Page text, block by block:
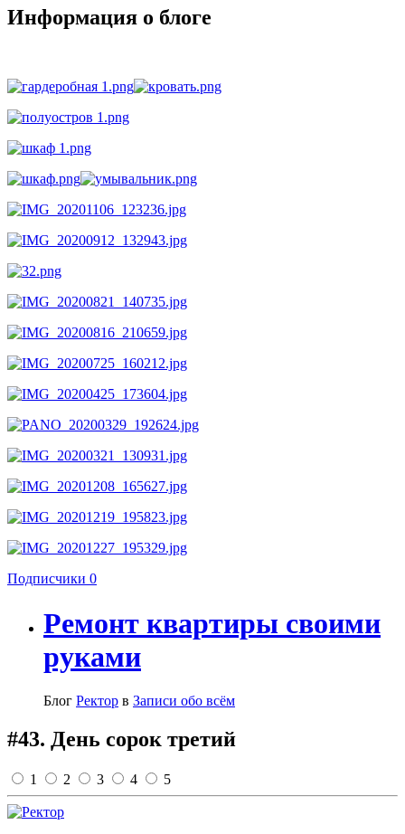
Информация о блоге
Подписчики 0
Ремонт квартиры своими
руками
Блог Ректор в Записи обо всём
#43. День сорок третий
1 2 3 4 5